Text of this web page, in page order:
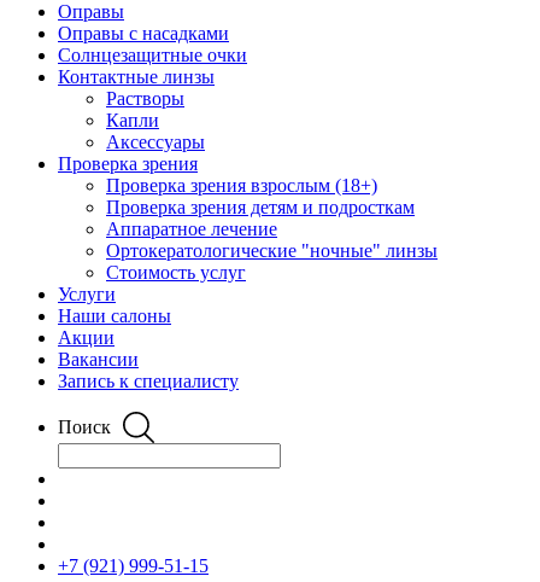
Оправы
Оправы с насадками
Солнцезащитные очки
Контактные линзы
Растворы
Капли
Аксессуары
Проверка зрения
Проверка зрения взрослым (18+)
Проверка зрения детям и подросткам
Аппаратное лечение
Ортокератологические "ночные" линзы
Стоимость услуг
Услуги
Наши салоны
Акции
Вакансии
Запись к специалисту
Поиск
+7 (921) 999-51-15